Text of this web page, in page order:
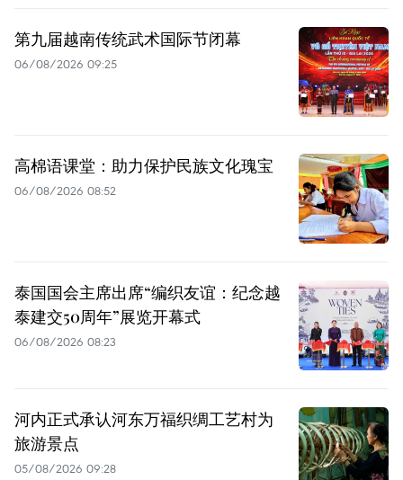
第九届越南传统武术国际节闭幕
06/08/2026 09:25
高棉语课堂：助力保护民族文化瑰宝
06/08/2026 08:52
泰国国会主席出席“编织友谊：纪念越
泰建交50周年”展览开幕式
06/08/2026 08:23
河内正式承认河东万福织绸工艺村为
旅游景点
05/08/2026 09:28